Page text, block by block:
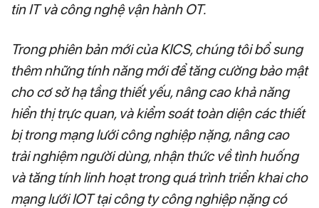
tin IT và công nghệ vận hành OT.
Trong phiên bản mới của KICS, chúng tôi bổ sung
thêm những tính năng mới để tăng cường bảo mật
cho cơ sở hạ tầng thiết yếu, nâng cao khả năng
hiển thị trực quan, và kiểm soát toàn diện các thiết
bị trong mạng lưới công nghiệp nặng, nâng cao
trải nghiệm người dùng, nhận thức về tình huống
và tăng tính linh hoạt trong quá trình triển khai cho
mạng lưới IOT tại công ty công nghiệp nặng có